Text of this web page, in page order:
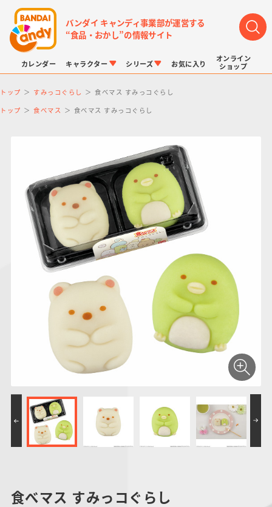
バンダイ キャンディ事業部が運営する
“食品・おかし”の情報サイト
カレンダー キャラクター
LINK TRAVELERS
仮面ライダーシリー
ズ
PROJECT R.E.D.・
スーパー戦隊シリー
ズ
プリキュアシリーズ
ガンダムシリーズ
ドラゴンボール
アンパンマン
ーズ
シリーズ
キャラパキ
つりグミ
チョコサプ
にふぉるめーしょん
＆スクエアシール
ポケモンキッズ
ポケモンスケールワ
ールド
お気に入り
オンライン
ショップ
トップ すみっコぐらし 食べマス すみっコぐらし
トップ 食べマス 食べマス すみっコぐらし
食べマス すみっコぐらし